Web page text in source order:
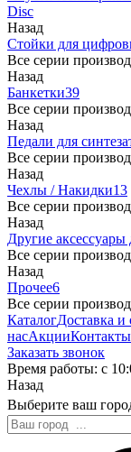
Disc
Назад
Стойки для
Все серии
Назад
Банкетки39
Все серии
Назад
Педали для
Все серии
Назад
Чехлы / Накидки13
Все серии
Назад
Другие
Все серии
Назад
Прочее6
Все серии
КаталогДоставка и
насАкцииКонтакты
Заказать звонок
Время работы: с
Назад
Выберите ваш